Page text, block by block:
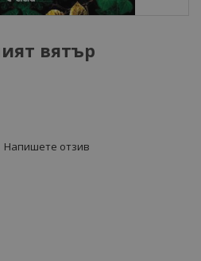
вятър
Напишете отзив